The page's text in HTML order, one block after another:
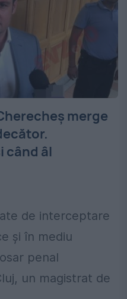
merge
când âl
de interceptare
și în mediu
penal
un magistrat de